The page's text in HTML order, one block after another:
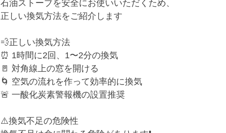
石油ストーブを安全にお使いいただくため、
正しい換気方法をご紹介します
💨正しい換気方法
⏰ 1時間に2回、1〜2分の換気
🚪 対角線上の窓を開ける
🌀 空気の流れを作って効率的に換気
🚨 一酸化炭素警報機の設置推奨
⚠️換気不足の危険性